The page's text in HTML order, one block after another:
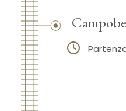
Partenza